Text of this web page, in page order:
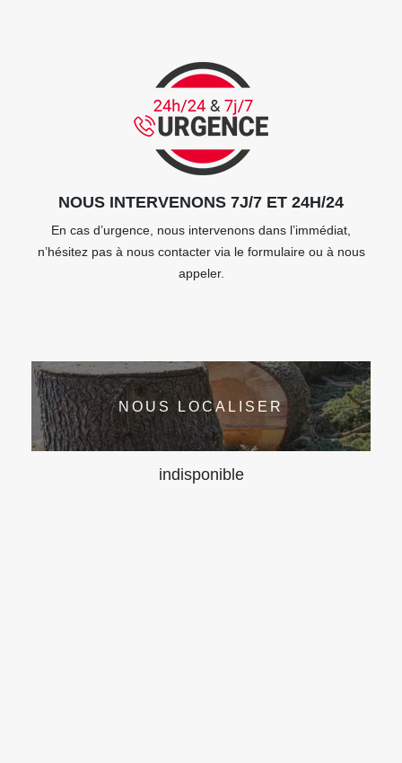
NOUS INTERVENONS 7J/7 ET 24H/24
En cas d’urgence, nous intervenons dans l’immédiat,
n’hésitez pas à nous contacter via le formulaire ou à nous
appeler.
NOUS LOCALISER
indisponible